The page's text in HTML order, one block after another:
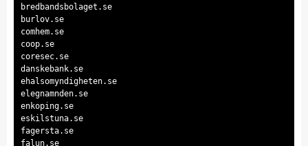
bredbandsbolaget.se
burlov.se
comhem.se
coop.se
coresec.se
danskebank.se
ehalsomyndigheten.se
elegnamnden.se
enkoping.se
eskilstuna.se
fagersta.se
falun.se